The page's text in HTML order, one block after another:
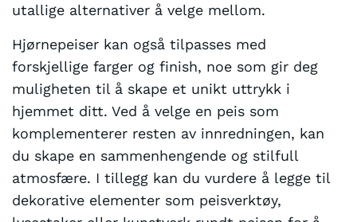
utallige alternativer å velge mellom.
Hjørnepeiser kan også tilpasses med
forskjellige farger og finish, noe som gir deg
muligheten til å skape et unikt uttrykk i
hjemmet ditt. Ved å velge en peis som
komplementerer resten av innredningen, kan
du skape en sammenhengende og stilfull
atmosfære. I tillegg kan du vurdere å legge til
dekorative elementer som peisverktøy,